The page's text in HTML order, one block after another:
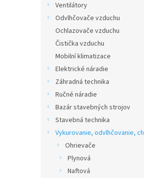
Ventilátory
Odvlhčovače vzduchu
Ochlazovače vzduchu
Čistička vzduchu
Mobilní klimatizace
Elektrické náradie
Záhradná technika
Ručné náradie
Bazár stavebných strojov
Stavebná technika
Vykurovanie, odvlhčovanie,
Ohrievače
Plynová
Naftová